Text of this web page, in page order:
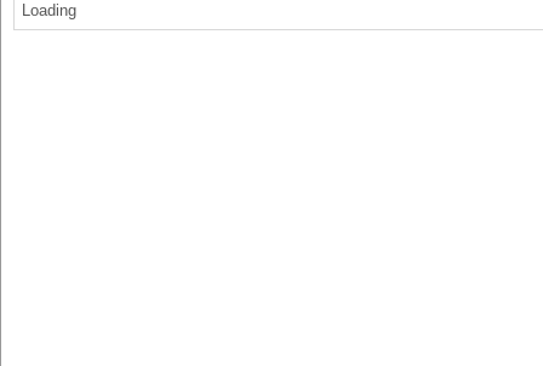
Loading